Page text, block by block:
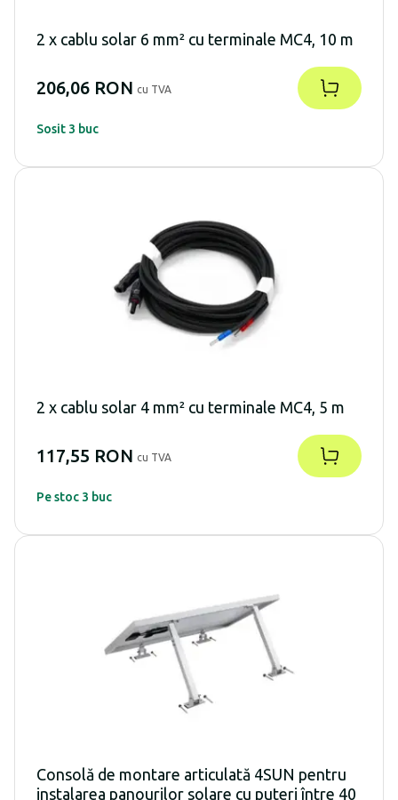
2 x cablu solar 6 mm² cu terminale MC4, 10 m
206,06 RON cu TVA
Sosit 3 buc
2 x cablu solar 4 mm² cu terminale MC4, 5 m
117,55 RON cu TVA
Pe stoc 3 buc
Consolă de montare articulată 4SUN pentru
instalarea panourilor solare cu puteri între 40